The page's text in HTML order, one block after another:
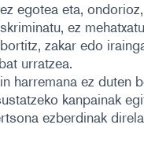
egotea eta,
ez
zakar edo
urratzea.
harremana ez duten
kanpainak
ezberdinak